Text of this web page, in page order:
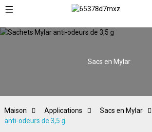
Sacs en Mylar
Maison Applications Sacs en Mylar
anti-odeurs de 3,5 g